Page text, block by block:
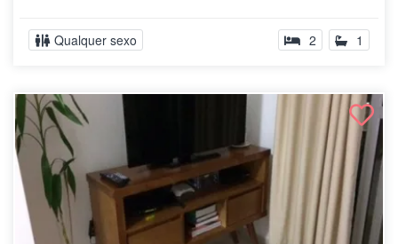
Qualquer sexo 2 1